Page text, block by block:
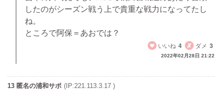
したのがシーズン戦う上で貴重な戦力になってたし
ね。
ところで阿保＝あおでは？
いいね 4 ダメ 3
2022年02月28日 21:22
13 匿名の浦和サポ (IP:221.113.3.17 )